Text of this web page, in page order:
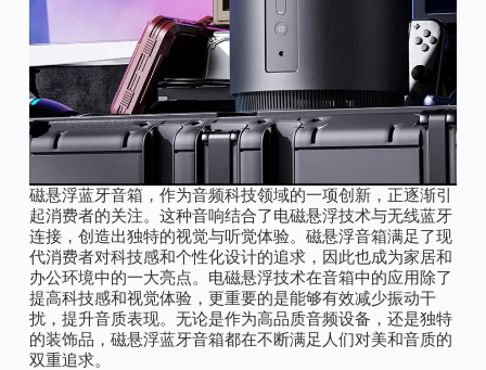
磁悬浮蓝牙音箱，作为音频科技领域的一项创新，正逐渐引
起消费者的关注。这种音响结合了电磁悬浮技术与无线蓝牙
连接，创造出独特的视觉与听觉体验。磁悬浮音箱满足了现
代消费者对科技感和个性化设计的追求，因此也成为家居和
办公环境中的一大亮点。电磁悬浮技术在音箱中的应用除了
提高科技感和视觉体验，更重要的是能够有效减少振动干
扰，提升音质表现。无论是作为高品质音频设备，还是独特
的装饰品，磁悬浮蓝牙音箱都在不断满足人们对美和音质的
双重追求。